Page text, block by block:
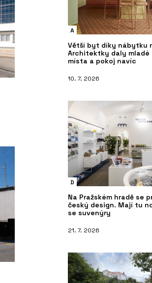
A
Větší byt díky nábytku
Architektky daly mladé
místa a pokoj navíc
10. 7. 2026
D
Na Pražském hradě se
český design. Mají tu
se suvenýry
21. 7. 2026